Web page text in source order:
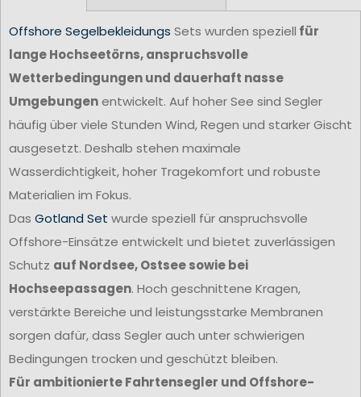
Offshore Segelbekleidungs Sets wurden speziell für
lange Hochseetörns, anspruchsvolle
Wetterbedingungen und dauerhaft nasse
Umgebungenentwickelt. Auf hoher See sind Segler
häufig über viele Stunden Wind, Regen und starker Gischt
ausgesetzt. Deshalb stehen maximale
Wasserdichtigkeit, hoher Tragekomfort und robuste
Materialien im Fokus.
Das Gotland Set wurde speziell für anspruchsvolle
Offshore-Einsätze entwickelt und bietet zuverlässigen
Schutz auf Nordsee, Ostsee sowie bei
Hochseepassagen. Hoch geschnittene Kragen,
verstärkte Bereiche und leistungsstarke Membranen
sorgen dafür, dass Segler auch unter schwierigen
Bedingungen trocken und geschützt bleiben.
Für ambitionierte Fahrtensegler und Offshore-